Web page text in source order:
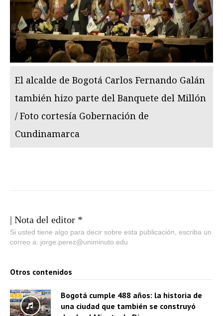
El alcalde de Bogotá Carlos Fernando Galán
también hizo parte del Banquete del Millón
/ Foto cortesía Gobernación de
Cundinamarca
| Nota del editor *
Si usted tiene algo para decir sobre esta publicación, escriba un
correo a: jorge.perez@uniminuto.edu
Otros contenidos
Bogotá cumple 488 años: la historia de
una ciudad que también se construyó